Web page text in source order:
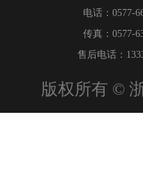
电话：0577-
传真：0577-
售后电话：
版权所有 ©